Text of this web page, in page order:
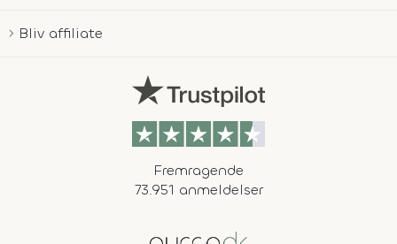
Bliv affiliate
Fremragende
73.951 anmeldelser